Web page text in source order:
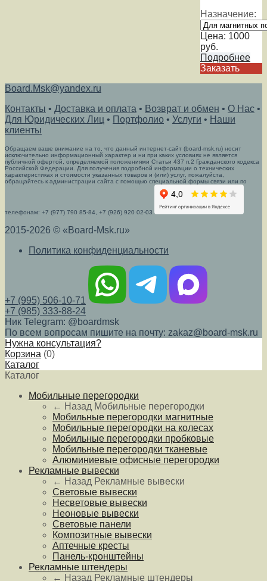
Назначение:
Цена: 1000
руб.
Подробнее
Заказать
Board.Msk@yandex.ru
Контакты • Доставка и оплата • Возврат и обмен • О Нас •
Для Юридических Лиц • Портфолио • Услуги • Наши
клиенты
Обращаем ваше внимание на то, что данный интернет-сайт (board-msk.ru) носит
исключительно информационный характер и ни при каких условиях не является
публичной офертой, определяемой положениями Статьи 437 п.2 Гражданского кодекса
Российской Федерации. Для получения подробной информации о технических
характеристиках и стоимости указанных товаров и (или) услуг, пожалуйста,
обращайтесь к администрации сайта с помощью специальной формы связи или по
телефонам: +7 (977) 790 85-84, +7 (926) 920 02-03
2015-2026 © «Board-Msk.ru»
Политика конфиденциальности
+7 (995) 506-10-71
+7 (985) 333-88-24
Ник Telegram: @boardmsk
По всем вопросам пишите на почту: zakaz@board-msk.ru
Нужна консультация?
Корзина (0)
Каталог
Каталог
Мобильные перегородки
← Назад Мобильные перегородки
Мобильные перегородки магнитные
Мобильные перегородки на колесах
Мобильные перегородки пробковые
Мобильные перегородки тканевые
Алюминиевые офисные перегородки
Рекламные вывески
← Назад Рекламные вывески
Световые вывески
Несветовые вывески
Неоновые вывески
Световые панели
Композитные вывески
Аптечные кресты
Панель-кронштейны
Рекламные штендеры
← Назад Рекламные штендеры